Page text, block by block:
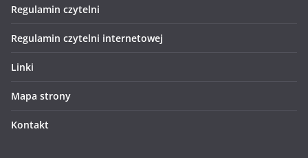
Regulamin czytelni
Regulamin czytelni internetowej
Linki
Mapa strony
Kontakt